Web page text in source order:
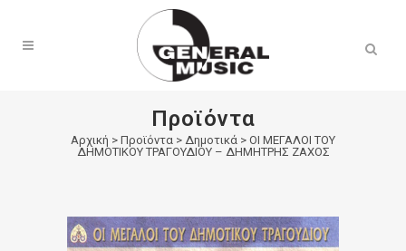
Προϊόντα
Αρχική > Προϊόντα > Δημοτικά > ΟΙ ΜΕΓΑΛΟΙ ΤΟΥ
ΔΗΜΟΤΙΚΟΥ ΤΡΑΓΟΥΔΙΟΥ – ΔΗΜΗΤΡΗΣ ΖΑΧΟΣ